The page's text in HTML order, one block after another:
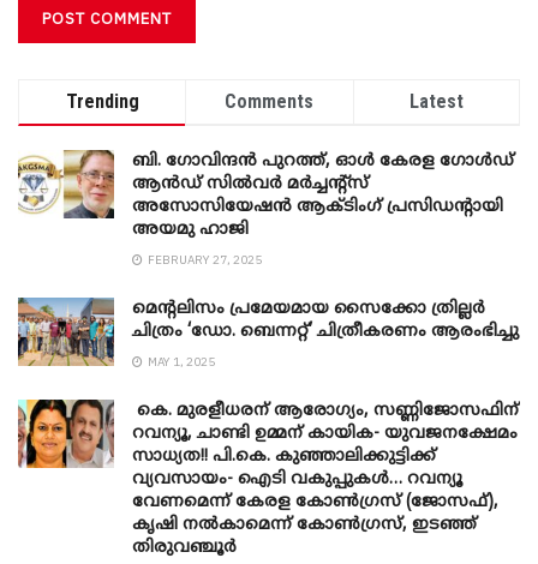
Trending Comments Latest
ബി. ​ഗോവിന്ദൻ പുറത്ത്, ഓൾ കേരള ഗോൾഡ്
ആൻഡ് സിൽവർ മർച്ചന്റ്സ്
അസോസിയേഷൻ ആക്ടിംഗ് പ്രസിഡന്റായി
അയമു ഹാജി
FEBRUARY 27, 2025
മെന്‍റലിസം പ്രമേയമായ സൈക്കോ ത്രില്ലർ
ചിത്രം ‘ഡോ. ബെന്നറ്റ്’ ചിത്രീകരണം ആരംഭിച്ചു
MAY 1, 2025
കെ. മുരളീധരന് ആരോഗ്യം, സണ്ണിജോസഫിന്
റവന്യൂ, ചാണ്ടി ഉമ്മന് കായിക- യുവജനക്ഷേമം
സാധ്യത!! പി.കെ. കുഞ്ഞാലിക്കുട്ടിക്ക്
വ്യവസായം- ഐടി വകുപ്പുകൾ… റവന്യൂ
വേണമെന്ന് കേരള കോൺഗ്രസ് (ജോസഫ്),
കൃഷി നൽകാമെന്ന് കോൺഗ്രസ്, ഇടഞ്ഞ്
തിരുവഞ്ചൂർ